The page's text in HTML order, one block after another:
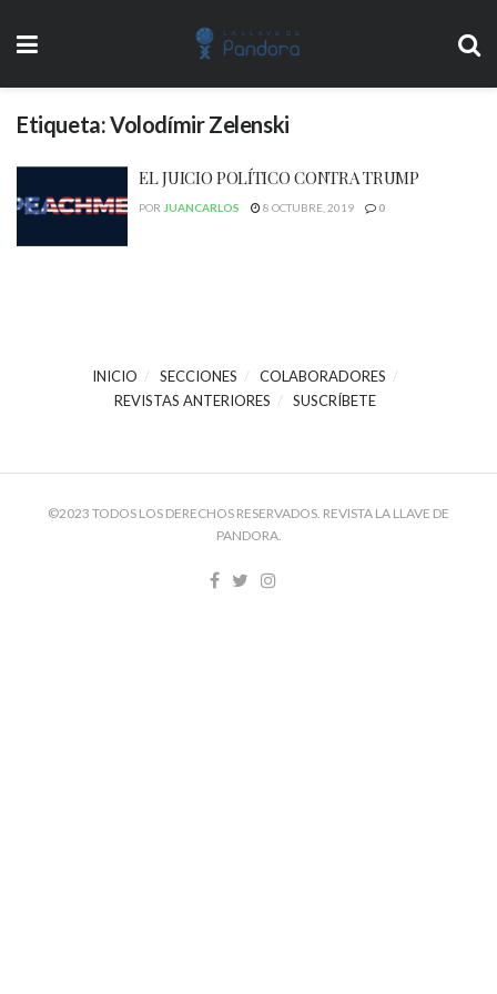
Etiqueta:Volodímir Zelenski
EL JUICIO POLÍTICO CONTRA TRUMP
POR JUANCARLOS 8 OCTUBRE, 2019 0
INICIO SECCIONES
COLABORADORES
REVISTAS ANTERIORES
SUSCRÍBETE
©2023 TODOS LOS DERECHOS RESERVADOS. REVISTA LA LLAVE DE
PANDORA.